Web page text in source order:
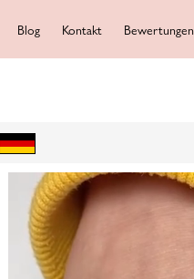
Blog Kontakt Bewertungen